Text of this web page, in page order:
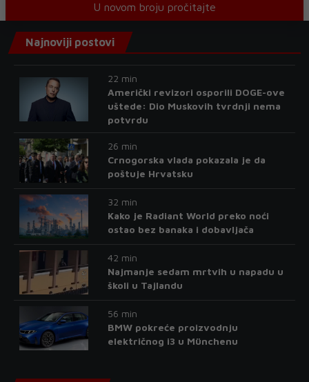
U novom broju pročitajte
Najnoviji postovi
22 min
Američki revizori osporili DOGE-ove
uštede: Dio Muskovih tvrdnji nema
potvrdu
26 min
Crnogorska vlada pokazala je da
poštuje Hrvatsku
32 min
Kako je Radiant World preko noći
ostao bez banaka i dobavljača
42 min
Najmanje sedam mrtvih u napadu u
školi u Tajlandu
56 min
BMW pokreće proizvodnju
električnog i3 u Münchenu